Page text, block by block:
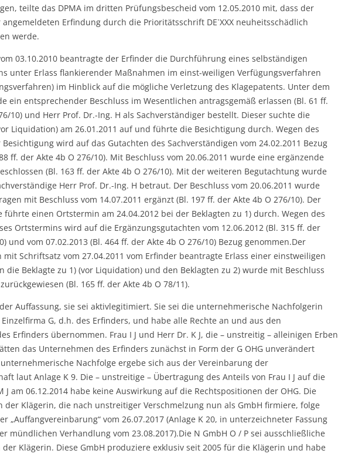
teilte das DPMA im dritten Prüfungsbescheid vom 12.05.2010 mit, dass der
angemeldeten Erfindung durch die Prioritätsschrift DE`XXX neuheitsschädlich
werde.
03.10.2010 beantragte der Erfinder die Durchführung eines selbständigen
unter Erlass flankierender Maßnahmen im einst-weiligen Verfügungsverfahren
im Hinblick auf die mögliche Verletzung des Klagepatents. Unter dem
ein entsprechender Beschluss im Wesentlichen antragsgemäß erlassen (Bl. 61 ff.
10) und Herr Prof. Dr.-Ing. H als Sachverständiger bestellt. Dieser suchte die
Liquidation) am 26.01.2011 auf und führte die Besichtigung durch. Wegen des
Besichtigung wird auf das Gutachten des Sachverständigen vom 24.02.2011 Bezug
ff. der Akte 4b O 276/10). Mit Beschluss vom 20.06.2011 wurde eine ergänzende
(Bl. 163 ff. der Akte 4b O 276/10). Mit der weiteren Begutachtung wurde
Herr Prof. Dr.-Ing. H betraut. Der Beschluss vom 20.06.2011 wurde
mit Beschluss vom 14.07.2011 ergänzt (Bl. 197 ff. der Akte 4b O 276/10). Der
führte einen Ortstermin am 24.04.2012 bei der Beklagten zu 1) durch. Wegen des
Ortstermins wird auf die Ergänzungsgutachten vom 12.06.2012 (Bl. 315 ff. der
und vom 07.02.2013 (Bl. 464 ff. der Akte 4b O 276/10) Bezug genommen.Der
mit Schriftsatz vom 27.04.2011 vom Erfinder beantragte Erlass einer einstweiligen
die Beklagte zu 1) (vor Liquidation) und den Beklagten zu 2) wurde mit Beschluss
(Bl. 165 ff. der Akte 4b O 78/11).
Auffassung, sie sei aktivlegitimiert. Sie sei die unternehmerische Nachfolgerin
G, d.h. des Erfinders, und habe alle Rechte an und aus den
Erfinders übernommen. Frau I J und Herr Dr. K J, die – unstreitig – alleinigen Erben
das Unternehmen des Erfinders zunächst in Form der G OHG unverändert
Nachfolge ergebe sich aus der Vereinbarung der
laut Anlage K 9. Die – unstreitige – Übertragung des Anteils von Frau I J auf die
J am 06.12.2014 habe keine Auswirkung auf die Rechtspositionen der OHG. Die
der Klägerin, die nach unstreitiger Verschmelzung nun als GmbH firmiere, folge
„Auffangvereinbarung“ vom 26.07.2017 (Anlage K 20, in unterzeichneter Fassung
mündlichen Verhandlung vom 23.08.2017).Die N GmbH O / P sei ausschließliche
Klägerin. Diese GmbH produziere exklusiv seit 2005 für die Klägerin und habe